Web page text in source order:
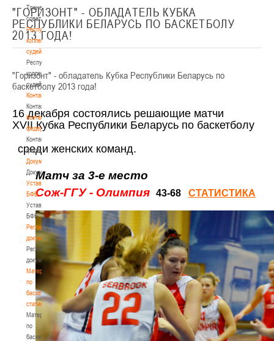
Тренерский
совет
Республиканская
коллегия
судей
Республиканская
коллегия
судей
Контакты
Контакты
Контакты
федерации
Контакты
федерации
Документы
Документы
Устав
БФБ
Устав
БФБ
Регламентирующие
документы
Регламентирующие
документы
Материалы
по
баскетбольной
статистике
Материалы
по
баскетбольной
"ГОРИЗОНТ" - ОБЛАДАТЕЛЬ КУБКА
РЕСПУБЛИКИ БЕЛАРУСЬ ПО БАСКЕТБОЛУ
2013 ГОДА!
"Горизонт" - обладатель Кубка Республики Беларусь по
баскетболу 2013 года!
16 декабря состоялись решающие матчи
XVIIКубка Республики Беларусь по баскетболу
среди женских команд.
Матч за 3-е место
Сож-ГГУ - Олимпия 43-68 СТАТИСТИКА